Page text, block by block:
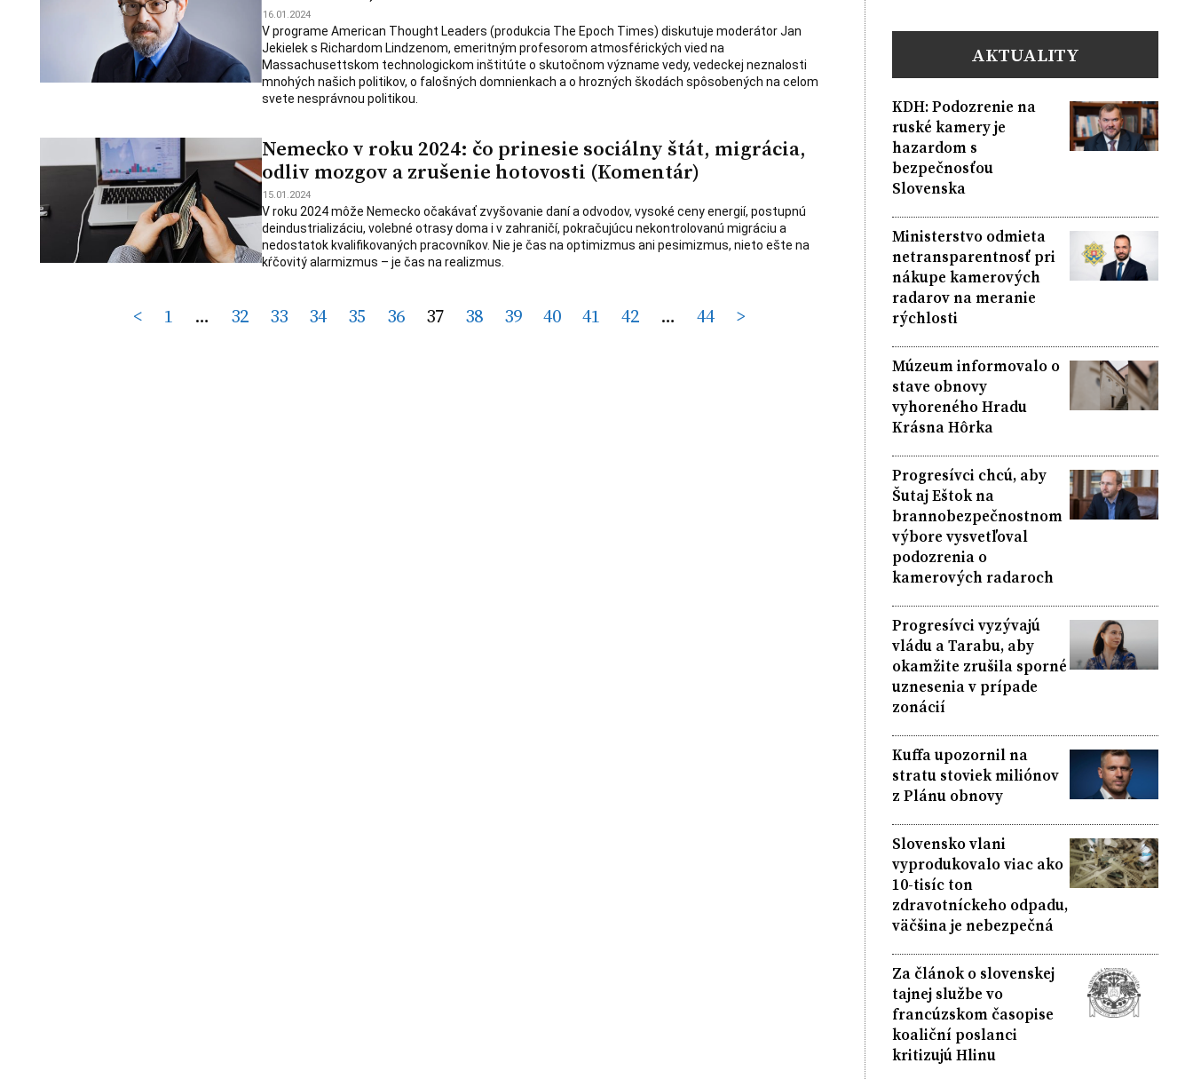
16.01.2024
V programe American Thought Leaders (produkcia The Epoch Times) diskutuje moderátor Jan
Jekielek s Richardom Lindzenom, emeritným profesorom atmosférických vied na
Massachusettskom technologickom inštitúte o skutočnom význame vedy, vedeckej neznalosti
mnohých našich politikov, o falošných domnienkach a o hrozných škodách spôsobených na celom
svete nesprávnou politikou.
Nemecko v roku 2024: čo prinesie sociálny štát, migrácia,
odliv mozgov a zrušenie hotovosti (Komentár)
15.01.2024
V roku 2024 môže Nemecko očakávať zvyšovanie daní a odvodov, vysoké ceny energií, postupnú
deindustrializáciu, volebné otrasy doma i v zahraničí, pokračujúcu nekontrolovanú migráciu a
nedostatok kvalifikovaných pracovníkov. Nie je čas na optimizmus ani pesimizmus, nieto ešte na
kŕčovitý alarmizmus – je čas na realizmus.
< 1 … 32 33 34 35 36 37 38 39 40 41 42 … 44 >
AKTUALITY
KDH: Podozrenie na
ruské kamery je
hazardom s
bezpečnosťou
Slovenska
Ministerstvo odmieta
netransparentnosť pri
nákupe kamerových
radarov na meranie
rýchlosti
Múzeum informovalo o
stave obnovy
vyhoreného Hradu
Krásna Hôrka
Progresívci chcú, aby
Šutaj Eštok na
brannobezpečnostnom
výbore vysvetľoval
podozrenia o
kamerových radaroch
Progresívci vyzývajú
vládu a Tarabu, aby
okamžite zrušila sporné
uznesenia v prípade
zonácií
Kuffa upozornil na
stratu stoviek miliónov
z Plánu obnovy
Slovensko vlani
vyprodukovalo viac ako
10-tisíc ton
zdravotníckeho odpadu,
väčšina je nebezpečná
Za článok o slovenskej
tajnej službe vo
francúzskom časopise
koaliční poslanci
kritizujú Hlinu